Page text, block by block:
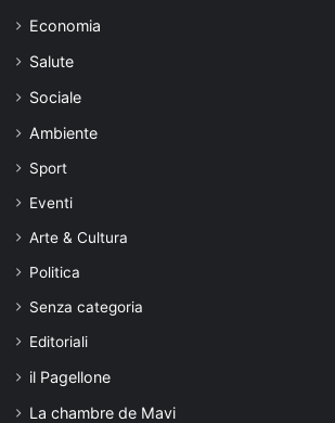
Economia
Salute
Sociale
Ambiente
Sport
Eventi
Arte & Cultura
Politica
Senza categoria
Editoriali
il Pagellone
La chambre de Mavi